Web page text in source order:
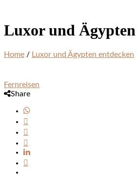
Luxor und
Home / Luxor und Ägypten entdecken
Fernreisen
Share